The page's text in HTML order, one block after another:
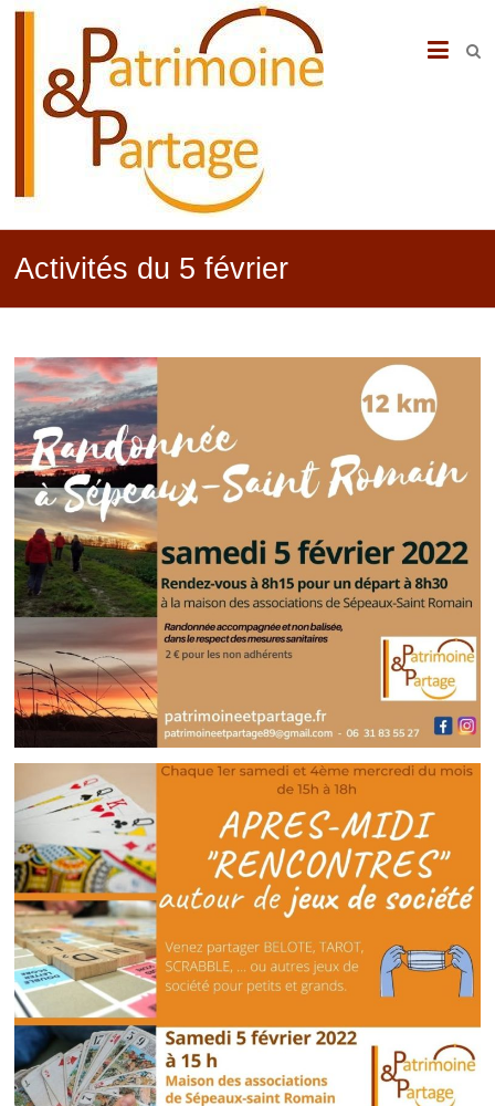
PATRIMOINE
PARTAGE
Activités du 5 février